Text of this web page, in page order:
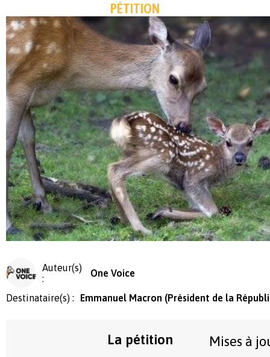
PÉTITION
Auteur(s)
:
One Voice
Destinataire(s) : Emmanuel Macron (Président de la
La pétition Mises à